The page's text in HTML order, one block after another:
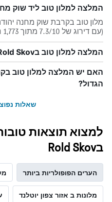
המלצה למלון טוב ליד שוק
מלון טוב בקרבת שוק מחנה
(עם דירוג של 7.3/10 מתוך 1,773 חוות דעת).
המלצה למלון טוב בRold Skov ליד Times Square?
האם יש המלצה למלון טוב
הגדול?
שאלות
למצוא תוצאות
בRold Skov
הערים הפופולריות ביותר
מלונות ב אזור צפון יוטלנד